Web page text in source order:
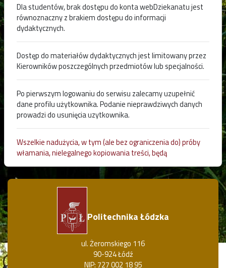
Dla studentów, brak dostępu do konta webDziekanatu jest
równoznaczny z brakiem dostępu do informacji
dydaktycznych.
Dostęp do materiałów dydaktycznych jest limitowany przez
Kierowników poszczególnych przedmiotów lub specjalności.
Po pierwszym logowaniu do serwisu zalecamy uzupełnić
dane profilu użytkownika. Podanie nieprawdziwych danych
prowadzi do usunięcia uzytkownika.
Wszelkie nadużycia, w tym (ale bez ograniczenia do) próby
włamania, nielegalnego kopiowania treści, będą
rejestrowane i zgłaszane władzom Politechniki Łódzkiej.
Politechnika Łódzka
ul. Żeromskiego 116
90-924 Łódź
NIP: 727 002 18 95